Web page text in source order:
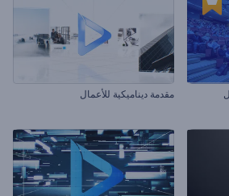
مقدمة ديناميكية للأعمال